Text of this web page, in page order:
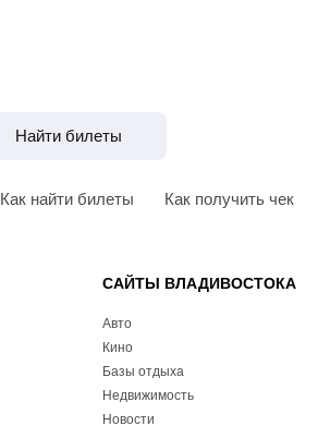
Найти билеты
Как найти билеты Как получить чек
САЙТЫ ВЛАДИВОСТОКА
Авто
Кино
Базы отдыха
Недвижимость
Новости